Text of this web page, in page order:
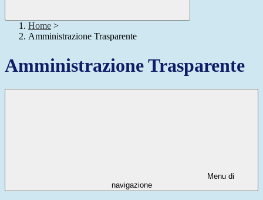
Home >
Amministrazione Trasparente
Amministrazione Trasparente
Menu di
navigazione